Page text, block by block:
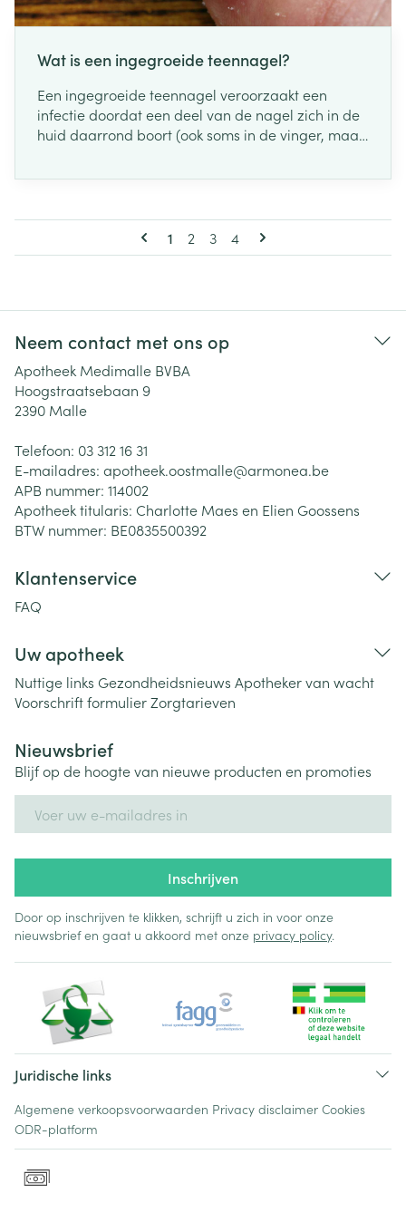
Wat is een ingegroeide teennagel?
Een ingegroeide teennagel veroorzaakt een
infectie doordat een deel van de nagel zich in de
huid daarrond boort (ook soms in de vinger, maar
U lees momenteel pagina
1 Pagina
2 Pagina
3 Pagina
4
Neem contact met ons op
Apotheek Medimalle BVBA
Hoogstraatsebaan 9
2390 Malle
Telefoon: 03 312 16 31
E-mailadres: apotheek.oostmalle@armonea.be
APB nummer: 114002
Apotheek titularis: Charlotte Maes en Elien Goossens
BTW nummer: BE0835500392
Klantenservice
FAQ
Uw apotheek
Nuttige links Gezondheidsnieuws Apotheker van wacht
Voorschrift formulierZorgtarieven
Nieuwsbrief
Blijf op de hoogte van nieuwe producten en promoties
Inschrijven
Door op inschrijven te klikken, schrijft u zich in voor onze
nieuwsbrief en gaat u akkoord met onze privacy policy.
Juridische links
Algemene verkoopsvoorwaarden Privacy disclaimer Cookies
ODR-platform